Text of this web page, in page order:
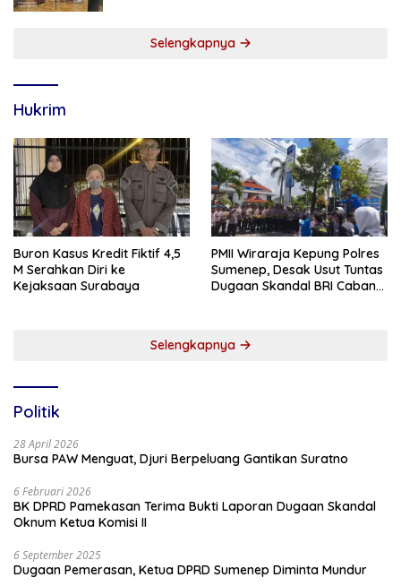
Selengkapnya
Hukrim
Buron Kasus Kredit Fiktif 4,5
M Serahkan Diri ke
Kejaksaan Surabaya
PMII Wiraraja Kepung Polres
Sumenep, Desak Usut Tuntas
Dugaan Skandal BRI Cabang
Selengkapnya
Politik
28 April 2026
Bursa PAW Menguat, Djuri Berpeluang Gantikan Suratno
6 Februari 2026
BK DPRD Pamekasan Terima Bukti Laporan Dugaan Skandal
Oknum Ketua Komisi II
6 September 2025
Dugaan Pemerasan, Ketua DPRD Sumenep Diminta Mundur